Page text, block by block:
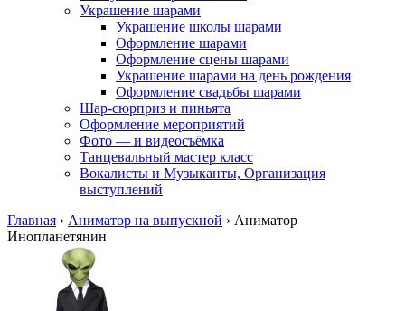
Украшение шарами
Украшение школы шарами
Оформление шарами
Оформление сцены шарами
Украшение шарами на день рождения
Оформление свадьбы шарами
Шар-сюрприз и пиньята
Оформление мероприятий
Фото — и видеосъёмка
Танцевальный мастер класс
Вокалисты и Музыканты, Организация
выступлений
Главная › Аниматор на выпускной › Аниматор
Инопланетянин